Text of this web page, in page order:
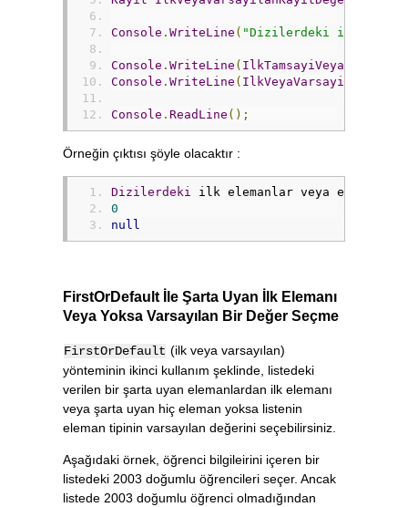
Console . WriteLine ( "Dizilerdeki ilk
Console . WriteLine (
Console . WriteLine (
Console . ReadLine ();
Örneğin çıktısı şöyle olacaktır :
Dizilerdeki
ilk elemanlar veya eleman
0
null
FirstOrDefault İle Şarta Uyan İlk Elemanı
Veya Yoksa Varsayılan Bir Değer Seçme
FirstOrDefault (ilk veya varsayılan)
yönteminin ikinci kullanım şeklinde, listedeki
verilen bir şarta uyan elemanlardan ilk elemanı
veya şarta uyan hiç eleman yoksa listenin
eleman tipinin varsayılan değerini seçebilirsiniz.
Aşağıdaki örnek, öğrenci bilgileirini içeren bir
listedeki 2003 doğumlu öğrencileri seçer. Ancak
listede 2003 doğumlu öğrenci olmadığından